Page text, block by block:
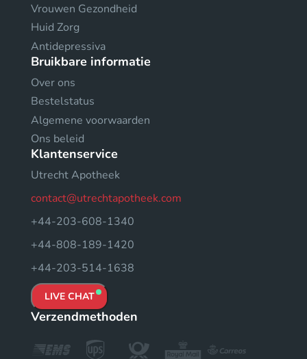
Vrouwen Gezondheid
Huid Zorg
Antidepressiva
Bruikbare informatie
Over ons
Bestelstatus
Algemene voorwaarden
Ons beleid
Klantenservice
Utrecht Apotheek
contact@utrechtapotheek.com
+44-203-608-1340
+44-808-189-1420
+44-203-514-1638
LIVE CHAT
Verzendmethoden